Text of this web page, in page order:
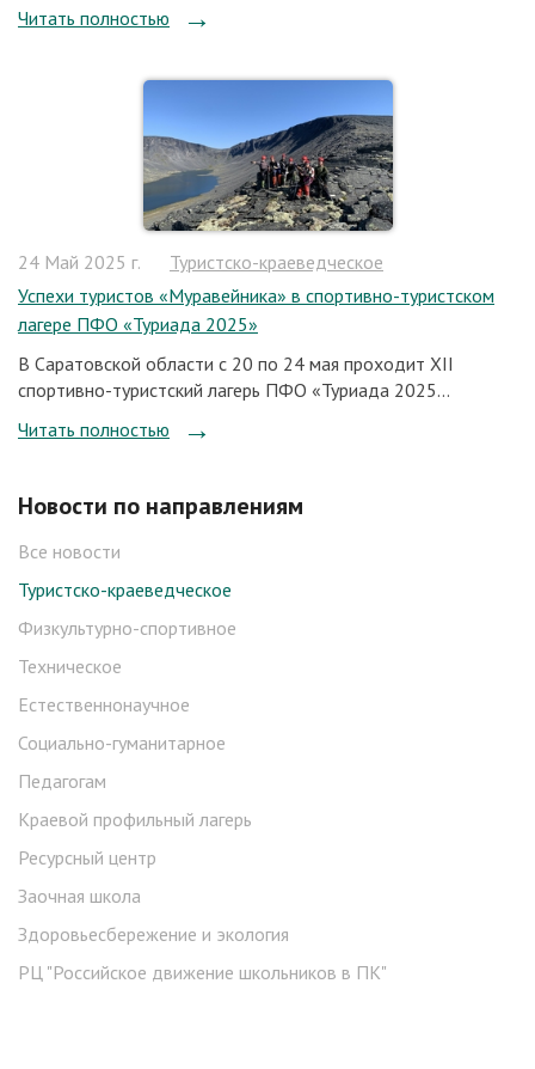
Читать полностью
24 Май 2025 г.
Туристско-краеведческое
Успехи туристов «Муравейника» в спортивно-туристском
лагере ПФО «Туриада 2025»
В Саратовской области с 20 по 24 мая проходит ХII
спортивно-туристский лагерь ПФО «Туриада 2025...
Читать полностью
Новости по направлениям
Все новости
Туристско-краеведческое
Физкультурно-спортивное
Техническое
Естественнонаучное
Социально-гуманитарное
Педагогам
Краевой профильный лагерь
Ресурсный центр
Заочная школа
Здоровьесбережение и экология
РЦ "Российское движение школьников в ПК"